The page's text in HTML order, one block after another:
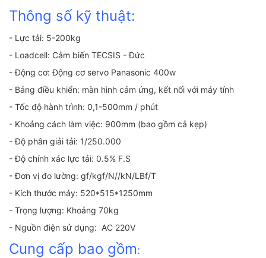
Thông số kỹ thuật:
- Lực tải: 5-200kg
- Loadcell: Cảm biến TECSIS - Đức
- Động cơ: Động cơ servo Panasonic 400w
- Bảng điều khiển: màn hình cảm ứng, kết nối với máy tính
- Tốc độ hành trình: 0,1-500mm / phút
- Khoảng cách làm việc: 900mm (bao gồm cả kẹp)
- Độ phân giải tải: 1/250.000
- Độ chính xác lực tải: 0.5% F.S
- Đơn vị đo lường: gf/kgf/N//kN/LBf/T
- Kích thước máy: 520*515*1250mm
- Trọng lượng: Khoảng 70kg
- Nguồn điện sử dụng: AC 220V
Cung cấp bao gồm: